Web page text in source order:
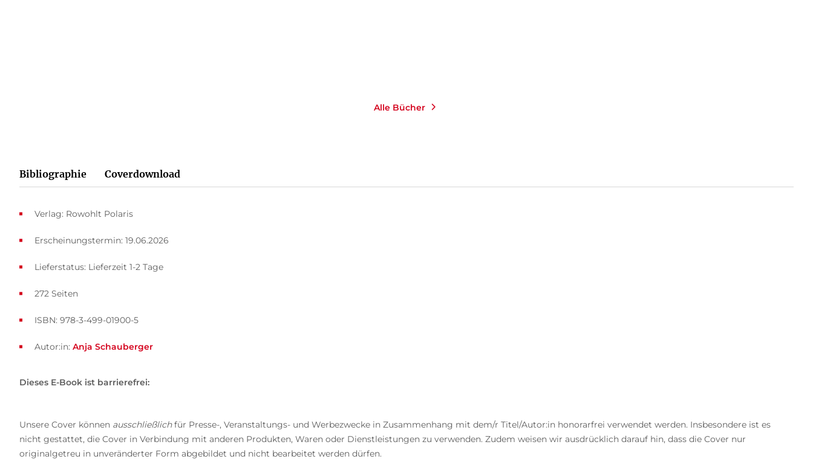
Alle Bücher
Bibliographie Coverdownload
Verlag: Rowohlt Polaris
Erscheinungstermin: 19.06.2026
Lieferstatus: Lieferzeit 1-2 Tage
ISBN: 978-3-499-01900-5
272 Seiten
Autor:in: Anja Schauberger
Dieses E-Book ist barrierefrei:
Unsere Cover können ausschließlichfür Presse-, Veranstaltungs- und Werbezwecke in Zusammenhang mit dem/r Titel/Autor:in honorarfrei verwendet werden. Insbesondere ist es
nicht gestattet, die Cover in Verbindung mit anderen Produkten, Waren oder Dienstleistungen zu verwenden. Zudem weisen wir ausdrücklich darauf hin, dass die Cover nur
originalgetreu in unveränderter Form abgebildet und nicht bearbeitet werden dürfen.